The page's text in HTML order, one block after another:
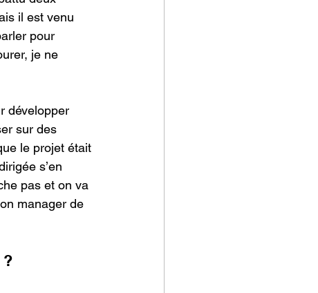
il est venu
pour
je ne
développer
sur des
le projet était
s’en
pas et on va
manager de
?